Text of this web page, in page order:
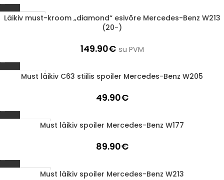
1-3 d.d.
Läikiv must-kroom „diamond“ esivõre Mercedes-Benz W213
(20-)
149.90€ su PVM
1-3 d.d.
Must läikiv C63 stiilis spoiler Mercedes-Benz W205
49.90€
LäbimüüdudMust läikiv spoiler Mercedes-Benz W177
89.90€
LäbimüüdudMust läikiv spoiler Mercedes-Benz W213